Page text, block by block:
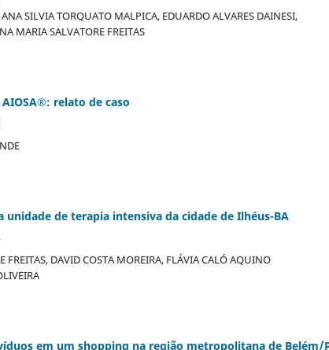
SILVIA TORQUATO MALPICA, EDUARDO ALVARES DAINESI,
MARIA SALVATORE FREITAS
relato de caso
unidade de terapia intensiva da cidade de Ilhéus-BA
DAVID COSTA MOREIRA, FLÁVIA CALÓ AQUINO
em um shopping na região metropolitana de Belém/